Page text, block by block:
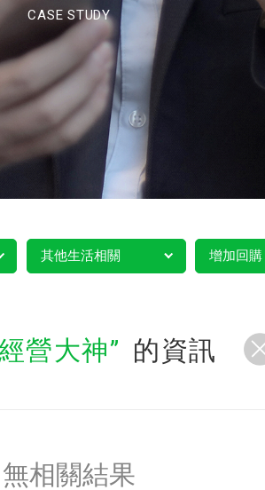
CASE STUDY
其他生活相關 增加回購
營大神 的資訊
無相關結果